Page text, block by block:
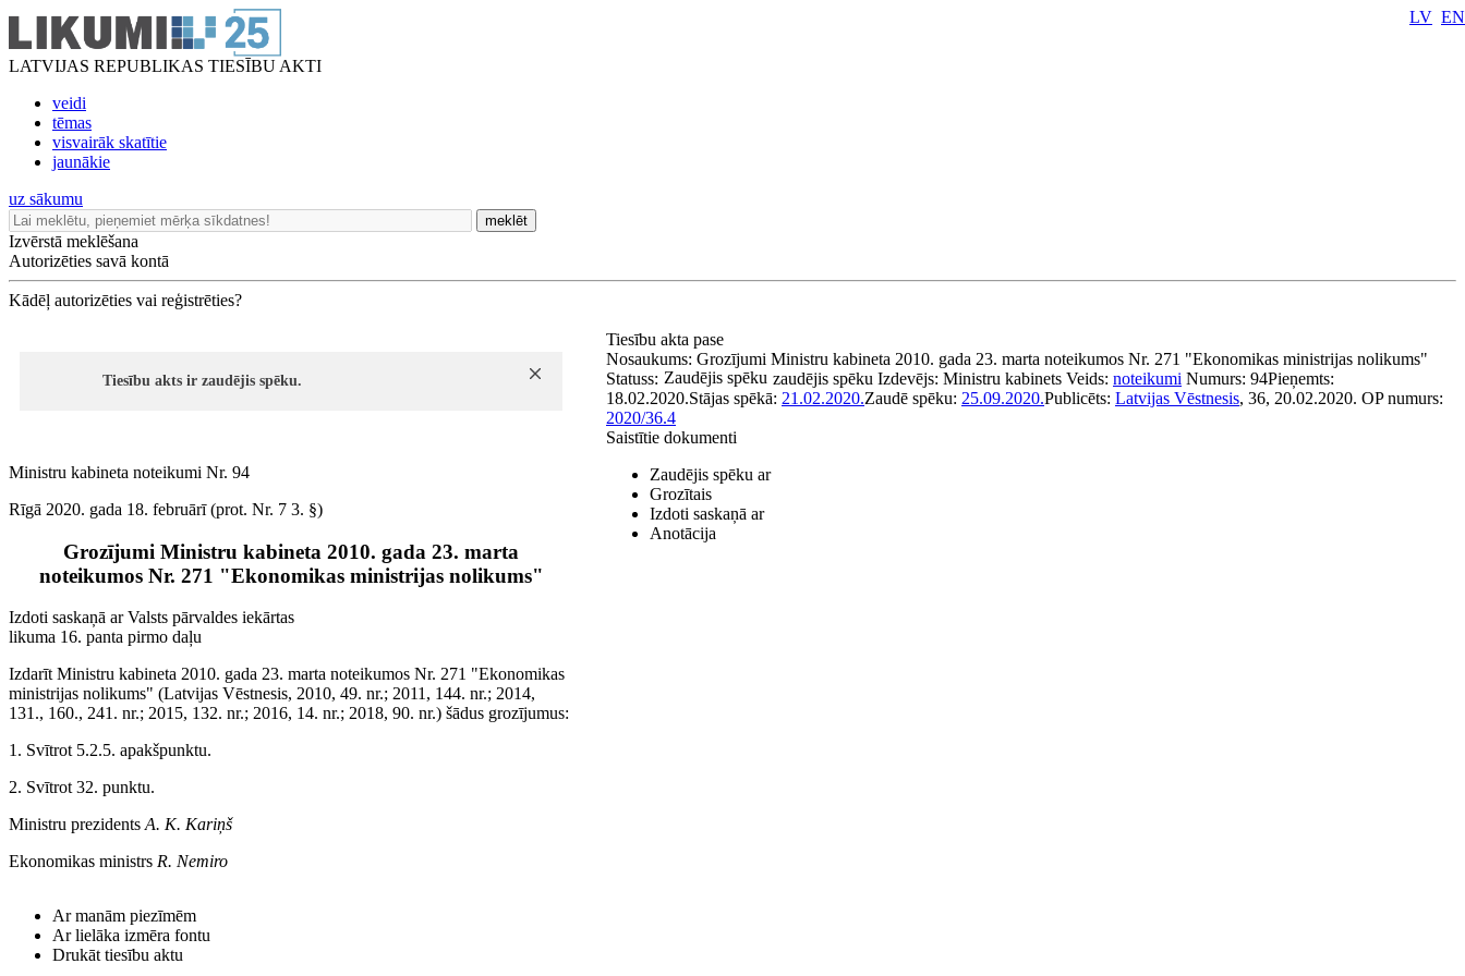
LATVIJAS REPUBLIKAS TIESĪBU AKTI
veidi
tēmas
visvairāk skatītie
jaunākie
LV EN
uz sākumu
meklēt
Izvērstā meklēšana
Autorizēties savā kontā
Kādēļ autorizēties vai reģistrēties?
Tiesību akts ir zaudējis spēku.
Ministru kabineta noteikumi Nr. 94
Rīgā 2020. gada 18. februārī (prot. Nr. 7 3. §)
Grozījumi Ministru kabineta 2010. gada 23. marta
noteikumos Nr. 271 "Ekonomikas ministrijas nolikums"
Izdoti saskaņā ar Valsts pārvaldes iekārtas
likuma 16. panta pirmo daļu
Izdarīt Ministru kabineta 2010. gada 23. marta noteikumos Nr. 271 "Ekonomikas
ministrijas nolikums" (Latvijas Vēstnesis, 2010, 49. nr.; 2011, 144. nr.; 2014,
131., 160., 241. nr.; 2015, 132. nr.; 2016, 14. nr.; 2018, 90. nr.) šādus grozījumus:
1. Svītrot 5.2.5. apakšpunktu.
2. Svītrot 32. punktu.
Ministru prezidentsA. K. Kariņš
Ekonomikas ministrs R. Nemiro
Tiesību akta pase
Nosaukums: Grozījumi Ministru kabineta 2010. gada 23. marta noteikumos Nr. 271 "Ekonomikas ministrijas nolikums"
Statuss: Zaudējis spēku zaudējis spēku Izdevējs: Ministru kabinets Veids: noteikumi Numurs: 94Pieņemts:
18.02.2020.Stājas spēkā: 21.02.2020.Zaudē spēku: 25.09.2020.Publicēts: Latvijas Vēstnesis, 36, 20.02.2020. OP numurs:
2020/36.4
Saistītie dokumenti
Zaudējis spēku ar
Grozītais
Izdoti saskaņā ar
Anotācija
Ar manām piezīmēm
Ar lielāka izmēra fontu
Drukāt tiesību aktu